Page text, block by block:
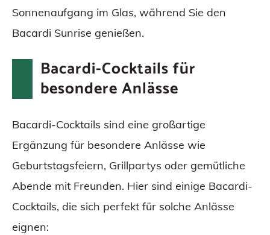
Sonnenaufgang im Glas, während Sie den
Bacardi Sunrise genießen.
Bacardi-Cocktails für
besondere Anlässe
Bacardi-Cocktails sind eine großartige
Ergänzung für besondere Anlässe wie
Geburtstagsfeiern, Grillpartys oder gemütliche
Abende mit Freunden. Hier sind einige Bacardi-
Cocktails, die sich perfekt für solche Anlässe
eignen: